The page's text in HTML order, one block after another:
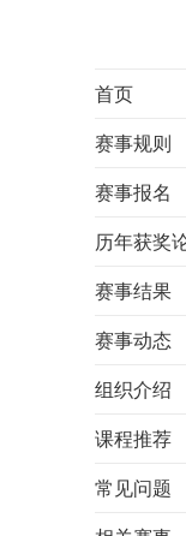
首页
赛事规则
赛事报名
历年获奖
赛事结果
赛事动态
组织介绍
课程推荐
常见问题